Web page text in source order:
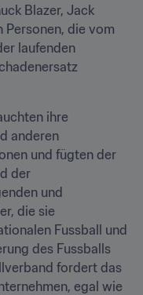
Blazer, Jack
Personen, die vom
laufenden
ihre
anderen
und fügten der
der
und
die sie
Fussball und
des Fussballs
fordert das
egal wie